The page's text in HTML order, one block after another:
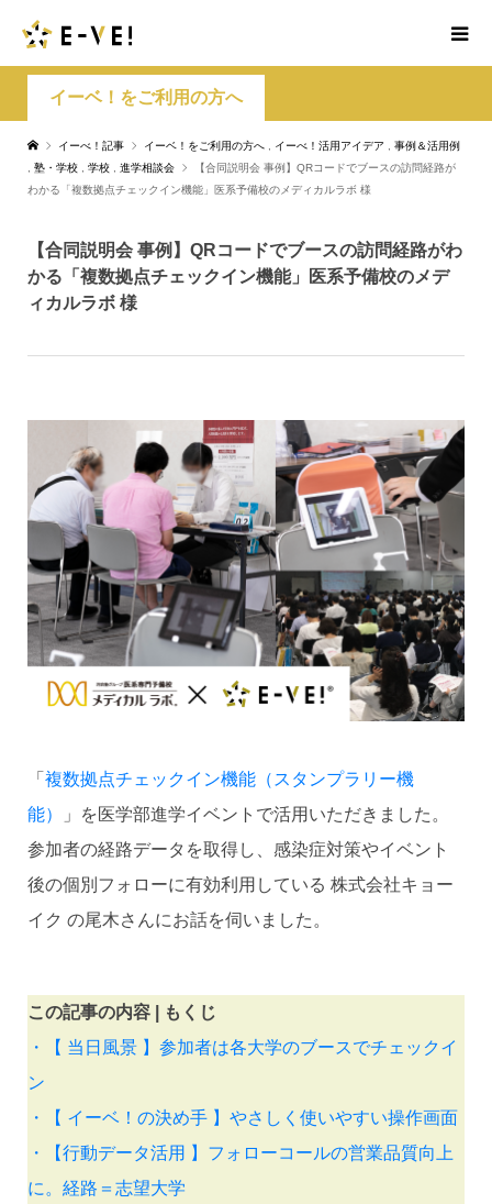
イーベ！をご利用の方へ
イーべ！記事 イーベ！をご利用の方へ イーべ！活用アイデア
事例＆活用例
塾・学校 学校 進学相談会
【合同説明会 事例】QRコードでブースの訪問経路が
わかる「複数拠点チェックイン機能」医系予備校のメディカルラボ 様
【合同説明会 事例】QRコードでブースの訪問経路がわ
かる「複数拠点チェックイン機能」医系予備校のメデ
ィカルラボ 様
「 複数拠点チェックイン機能（スタンプラリー機
能）
」を医学部進学イベントで活用いただきました。
参加者の経路データを取得し、感染症対策やイベント
後の個別フォローに有効利用している 株式会社キョー
イク の尾木さんにお話を伺いました。
この記事の内容 | もくじ
・【 当日風景 】参加者は各大学のブースでチェックイ
ン
・【 イーベ！の決め手 】やさしく使いやすい操作画面
・【行動データ活用 】フォローコールの営業品質向上
に。経路＝志望大学